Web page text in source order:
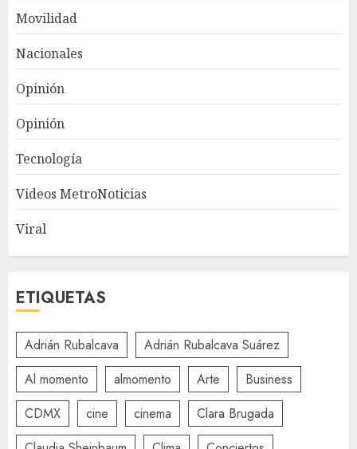
Movilidad
Nacionales
Opinión
Opinión
Tecnología
Videos MetroNoticias
Viral
ETIQUETAS
Adrián Rubalcava
Adrián Rubalcava Suárez
Al momento
almomento Arte
Business
CDMX
cine cinema
Clara Brugada